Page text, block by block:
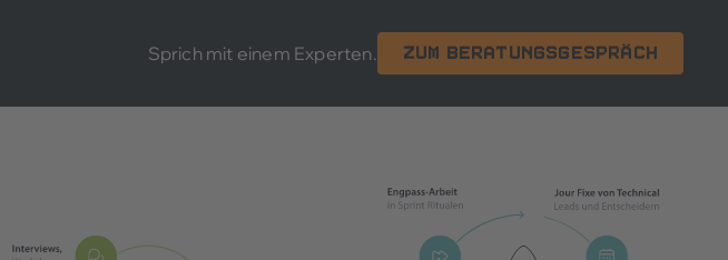
Sprich mit einem Experten. Zum Beratungsgespräch